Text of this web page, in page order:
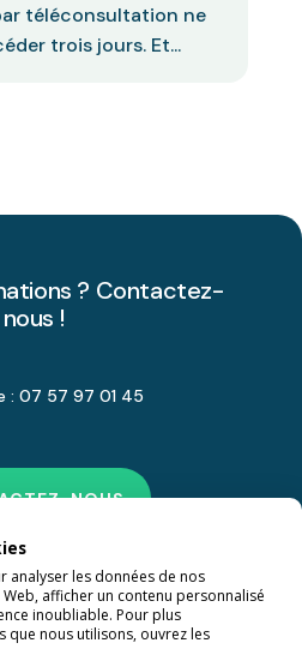
téléconsultation ne
trois jours. Et...
? Contactez-
nous !
: 07 57 97 01 45
NOUS
analyser les données de nos
afficher un contenu personnalisé
inoubliable. Pour plus
nous utilisons, ouvrez les